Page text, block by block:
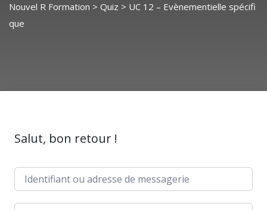
Nouvel R Formation > Quiz > UC 12 – Evènementielle spécifi
que
Salut, bon retour !